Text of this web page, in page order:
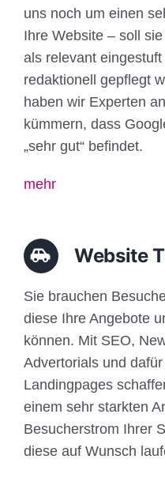
uns noch um einen
Ihre Website – soll
als relevant
redaktionell gepflegt
haben wir Experten
kümmern, dass
„sehr gut“ befindet.
mehr
Website
Sie brauchen
diese Ihre Angebote
können. Mit SEO,
Advertorials und
Landingpages
einem sehr starkten
Besucherstrom Ihrer
diese auf Wunsch